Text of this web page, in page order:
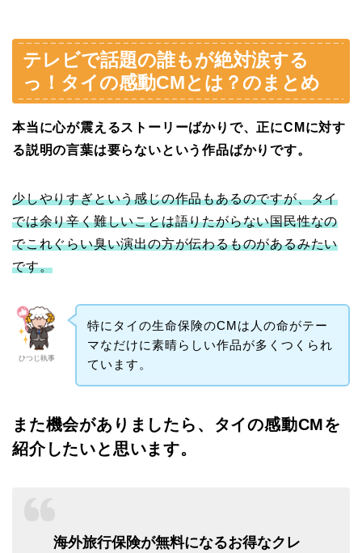
テレビで話題の誰もが絶対涙する
っ！タイの感動CMとは？のまとめ
本当に心が震えるストーリーばかりで、正にCMに対す
る説明の言葉は要らないという作品ばかりです。
少しやりすぎという感じの作品もあるのですが、タイ
では余り辛く難しいことは語りたがらない国民性なの
でこれぐらい臭い演出の方が伝わるものがあるみたい
です。
ひつじ執事
特にタイの生命保険のCMは人の命がテー
マなだけに素晴らしい作品が多くつくられ
ています。
また機会がありましたら、タイの感動CMを
紹介したいと思います。
海外旅行保険が無料になるお得なクレ